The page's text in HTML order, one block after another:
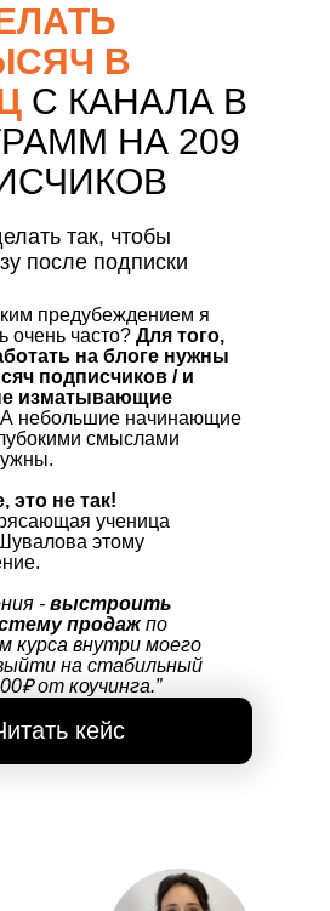
так, чтобы
после подписки
В
С КАНАЛА В
НА 209
предубеждением я
очень часто? Для того,
на блоге нужны
подписчиков / и
изматывающие
А небольшие начинающие
смыслами
это не так!
ученица
этому
- выстроить
продажпо
курса внутри моего
на стабильный
от коучинга.”
кейс